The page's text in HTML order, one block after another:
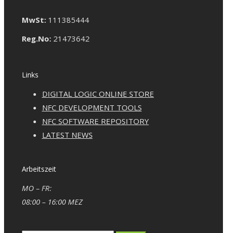
MwSt:111385444
Reg.No:21473642
Links
DIGITAL LOGIC ONLINE STORE
NFC DEVELOPMENT TOOLS
NFC SOFTWARE REPOSITORY
LATEST NEWS
Arbeitszeit
MO – FR:
08:00 – 16:00 MEZ